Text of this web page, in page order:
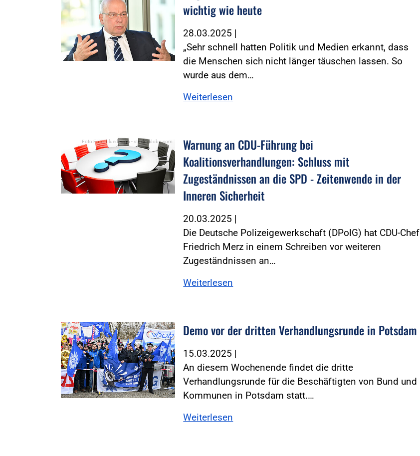
wichtig wie heute
28.03.2025 |
„Sehr schnell hatten Politik und Medien erkannt, dass
die Menschen sich nicht länger täuschen lassen. So
wurde aus dem…
Weiterlesen
Foto:Foto: bluedesign - stock.adobe.com
Warnung an CDU-Führung bei
Koalitionsverhandlungen: Schluss mit
Zugeständnissen an die SPD - Zeitenwende in der
Inneren Sicherheit
20.03.2025 |
Die Deutsche Polizeigewerkschaft (DPolG) hat CDU-Chef
Friedrich Merz in einem Schreiben vor weiteren
Zugeständnissen an…
Weiterlesen
Foto:Foto: Windmüller Demo vor der dritten Verhandlungsrunde in Potsdam
15.03.2025 |
An diesem Wochenende findet die dritte
Verhandlungsrunde für die Beschäftigten von Bund und
Kommunen in Potsdam statt.…
Weiterlesen